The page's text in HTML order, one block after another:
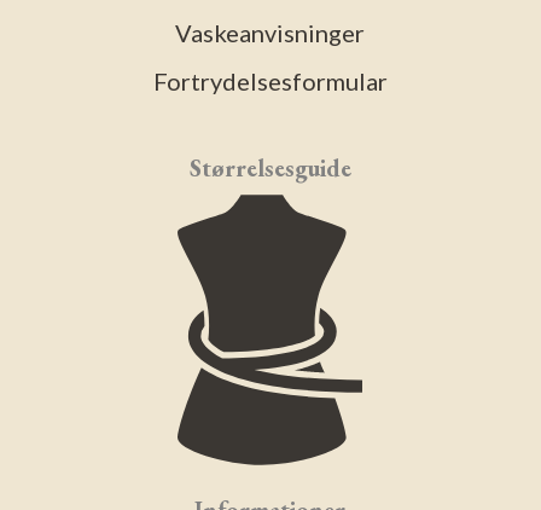
Vaskeanvisninger
Fortrydelsesformular
Størrelsesguide